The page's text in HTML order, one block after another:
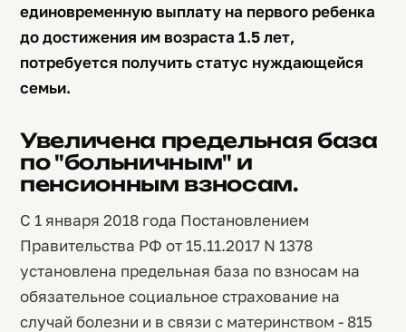
единовременную выплату на первого ребенка
до достижения им возраста 1.5 лет,
потребуется получить статус нуждающейся
семьи.
Увеличена предельная база
по "больничным" и
пенсионным взносам.
С 1 января 2018 года Постановлением
Правительства РФ от 15.11.2017 N 1378
установлена предельная база по взносам на
обязательное социальное страхование на
случай болезни и в связи с материнством - 815